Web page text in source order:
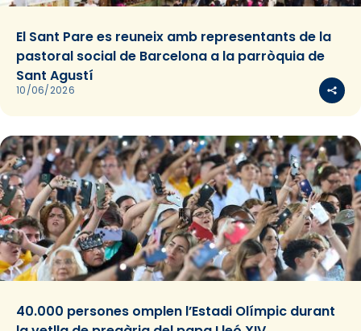
El Sant Pare es reuneix amb representants de la
pastoral social de Barcelona a la parròquia de
Sant Agustí
10/06/2026
40.000 persones omplen l’Estadi Olímpic durant